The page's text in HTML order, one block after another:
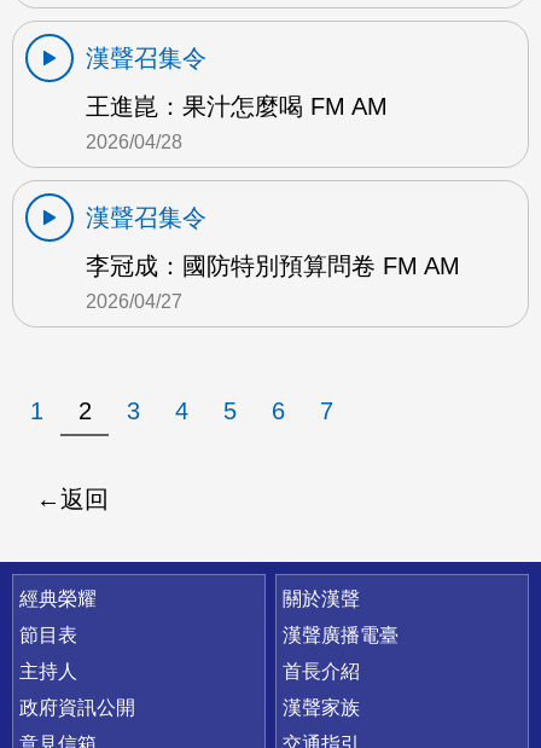
漢聲召集令
王進崑：果汁怎麼喝 FM AM
2026/04/28
漢聲召集令
李冠成：國防特別預算問卷 FM AM
2026/04/27
1 2 3 4 5 6 7
返回
快速連結
經典榮耀
節目表
主持人
政府資訊公開
意見信箱
關於漢聲
漢聲廣播電臺
首長介紹
漢聲家族
交通指引